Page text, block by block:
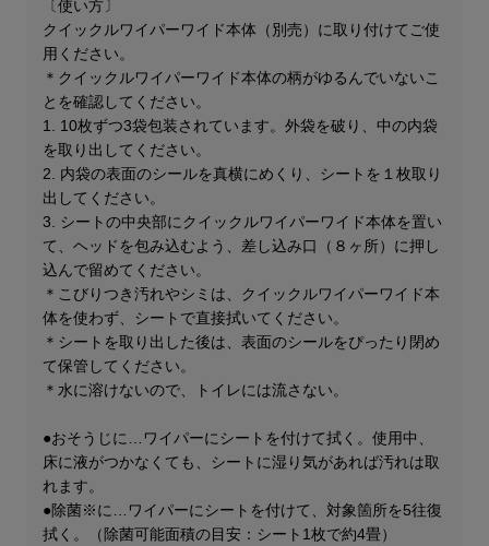
〔使い方〕
クイックルワイパーワイド本体（別売）に取り付けてご使
用ください。
＊クイックルワイパーワイド本体の柄がゆるんでいないこ
とを確認してください。
1. 10枚ずつ3袋包装されています。外袋を破り、中の内袋
を取り出してください。
2. 内袋の表面のシールを真横にめくり、シートを１枚取り
出してください。
3. シートの中央部にクイックルワイパーワイド本体を置い
て、ヘッドを包み込むよう、差し込み口（８ヶ所）に押し
込んで留めてください。
＊こびりつき汚れやシミは、クイックルワイパーワイド本
体を使わず、シートで直接拭いてください。
＊シートを取り出した後は、表面のシールをぴったり閉め
て保管してください。
＊水に溶けないので、トイレには流さない。
●おそうじに…ワイパーにシートを付けて拭く。使用中、
床に液がつかなくても、シートに湿り気があれば汚れは取
れます。
●除菌※に…ワイパーにシートを付けて、対象箇所を5往復
拭く。（除菌可能面積の目安：シート1枚で約4畳）